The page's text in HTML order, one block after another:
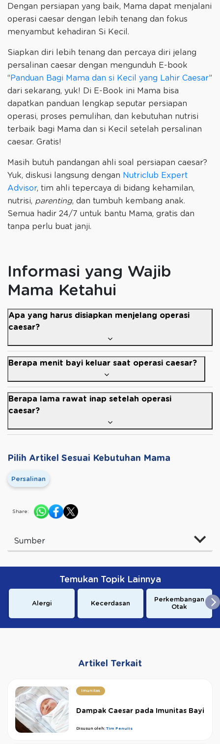
Dengan persiapan yang baik, Mama dapat menjalani
operasi caesar dengan lebih tenang dan fokus
menyambut kehadiran Si Kecil.
Siapkan diri lebih tenang dan percaya diri jelang
persalinan caesar dengan mengunduh E-book
“ Panduan Bagi Mama dan si Kecil yang Lahir Caesar”
dari sekarang, yuk! Di E-Book ini Mama bisa
dapatkan panduan lengkap seputar persiapan
operasi, proses pemulihan, dan kebutuhan nutrisi
terbaik bagi Mama dan si Kecil setelah persalinan
caesar. Gratis!
Masih butuh pandangan ahli soal persiapan caesar?
Yuk, diskusi langsung dengan Nutriclub Expert
Advisor, tim ahli tepercaya di bidang kehamilan,
nutrisi, parenting, dan tumbuh kembang anak.
Semua hadir 24/7 untuk bantu Mama, gratis dan
tanpa perlu buat janji.
Informasi yang Wajib
Mama Ketahui
Apa yang harus disiapkan menjelang operasi
caesar?
Berapa menit bayi keluar saat operasi caesar?
Berapa lama rawat inap setelah operasi
caesar?
Pilih Artikel Sesuai Kebutuhan Mama
Persalinan
Share:
Sumber
Temukan Topik Lainnya
Alergi Kecerdasan
Perkembangan
Otak
Artikel Terkait
Imunitas
Dampak Caesar pada Imunitas Bayi
Disusun oleh: Tim Penulis